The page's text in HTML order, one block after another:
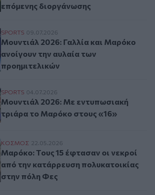
επόμενης διοργάνωσης
Μουντιάλ 2026: Γαλλία και Μαρόκο
SPORTS 09.07.2026
Μουντιάλ 2026: Γαλλία και Μαρόκο
ανοίγουν την αυλαία των
προημιτελικών
Μουντιάλ 2026: Με εντυπωσιακή τριάρα
SPORTS 04.07.2026
Μουντιάλ 2026: Με εντυπωσιακή
τριάρα το Μαρόκο στους «16»
Μαρόκο: Τους 15 έφτασαν οι νεκροί από
ΚΟΣΜΟΣ 22.05.2026
Μαρόκο: Τους 15 έφτασαν οι νεκροί
από την κατάρρευση πολυκατοικίας
στην πόλη Φες